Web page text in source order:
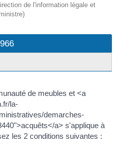
de l'information légale et
de meubles et <a
la-
demarches-
a> s'applique à
les 2 conditions suivantes :